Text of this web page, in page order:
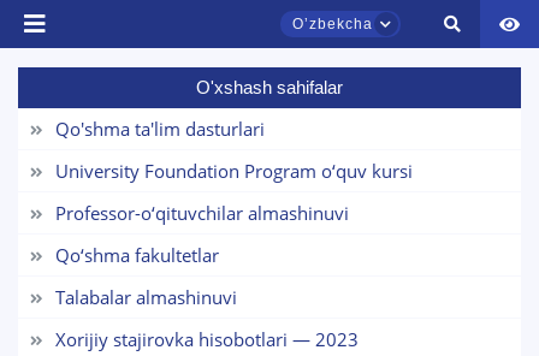
Oʼzbekcha
O'xshash sahifalar
Qo'shma ta'lim dasturlari
University Foundation Program o‘quv kursi
Professor-o‘qituvchilar almashinuvi
Qo‘shma fakultetlar
Talabalar almashinuvi
Xorijiy stajirovka hisobotlari — 2023
TDYU qabul murojaatlari chati
Onlayn
Assalomu alaykum! TDYU qabul murojaatlari
Qabul bo'yicha murojaatlaringizni ushbu
Mavzuni tanlang — keyin shu mavzudagi aniq